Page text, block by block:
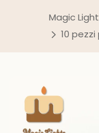
Magic
10